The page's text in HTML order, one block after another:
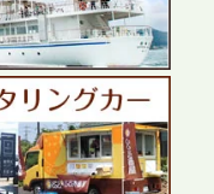
ングのセカンド
舞浜の大型イベ
、現地拠点を活